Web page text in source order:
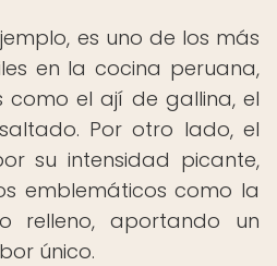
es uno de los más
en la cocina peruana,
como el ají de gallina, el
Por otro lado, el
su intensidad picante,
emblemáticos como la
relleno, aportando un
único.